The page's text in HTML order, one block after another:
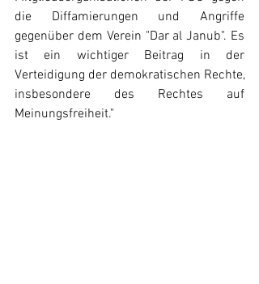
die Diffamierungen und Angriffe
gegenüber dem Verein "Dar al Janub". Es
ist ein wichtiger Beitrag in der
Verteidigung der demokratischen Rechte,
insbesondere des Rechtes auf
Meinungsfreiheit."